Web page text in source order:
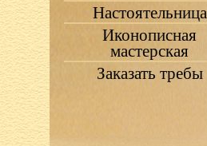
Настоятельница
Иконописная
мастерская
Заказать требы